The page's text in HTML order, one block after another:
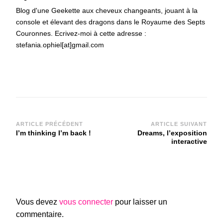
Blog d'une Geekette aux cheveux changeants, jouant à la
console et élevant des dragons dans le Royaume des Septs
Couronnes. Ecrivez-moi à cette adresse :
stefania.ophiel[at]gmail.com
Navigation
d'article
ARTICLE PRÉCÉDENT
I’m thinking I’m back !
ARTICLE SUIVANT
Dreams, l’exposition
interactive
Vous devez vous connecter pour laisser un
commentaire.